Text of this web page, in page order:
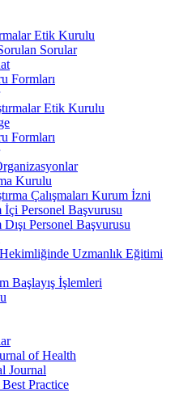
Etik Kurulu
Sorular
Formları
Etik Kurulu
Formları
Kurulu
Çalışmaları Kurum İzni
Personel Başvurusu
Personel Başvurusu
Uzmanlık Eğitimi
Başlayış İşlemleri
of Health
Journal
Practice